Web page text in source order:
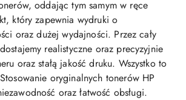
oddając tym samym w ręce
który zapewnia wydruki o
oraz dużej wydajności. Przez cały
realistyczne oraz precyzyjnie
oraz stałą jakość druku. Wszystko to
oryginalnych tonerów HP
oraz łatwość obsługi.